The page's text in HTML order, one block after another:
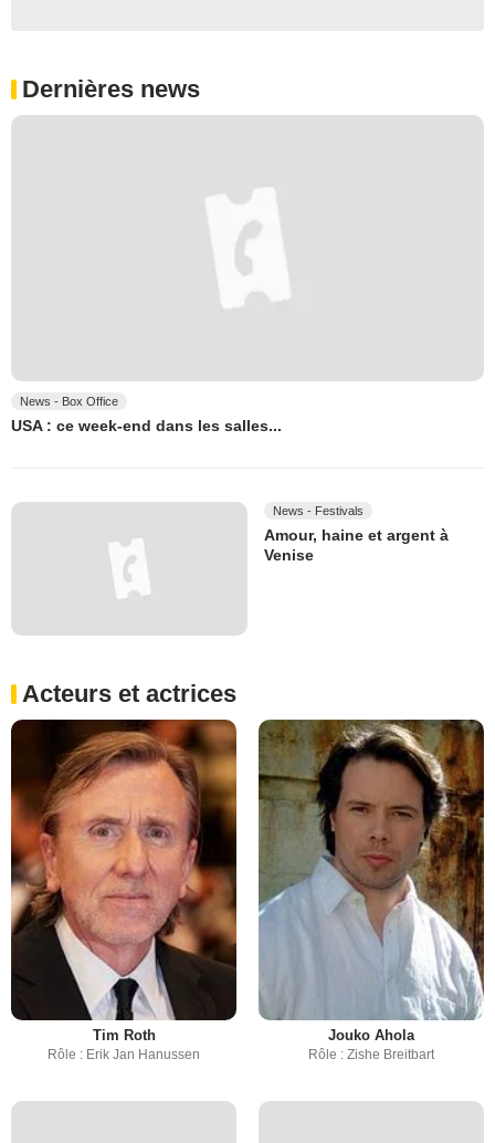
Dernières news
News - Box Office
USA : ce week-end dans les salles...
News - Festivals
Amour, haine et argent à
Venise
Acteurs et actrices
Tim Roth
Rôle : Erik Jan Hanussen
Jouko Ahola
Rôle : Zishe Breitbart